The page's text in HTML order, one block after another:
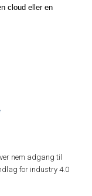
cloud eller en
nem adgang til
for industry 4.0